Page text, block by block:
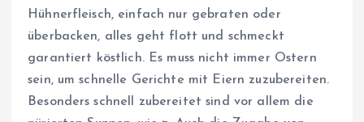
Hühnerfleisch, einfach nur gebraten oder
überbacken, alles geht flott und schmeckt
garantiert köstlich. Es muss nicht immer Ostern
sein, um schnelle Gerichte mit Eiern zuzubereiten.
Besonders schnell zubereitet sind vor allem die